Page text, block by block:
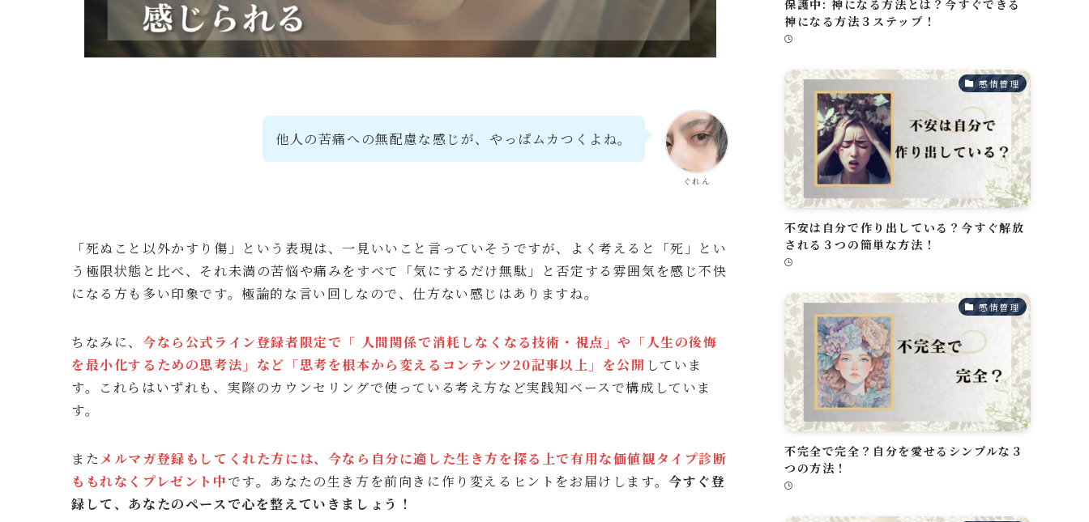
ぐれん
他人の苦痛への無配慮な感じが、やっぱムカつくよね。
「死ぬこと以外かすり傷」という表現は、一見いいこと言っていそうですが、よく考えると「死」とい
う極限状態と比べ、それ未満の苦悩や痛みをすべて「気にするだけ無駄」と否定する雰囲気を感じ不快
になる方も多い印象です。極論的な言い回しなので、仕方ない感じはありますね。
ちなみに、 今なら公式ライン登録者限定で「 人間関係で消耗しなくなる技術・視点」や「人生の後悔
を最小化するための思考法」など「思考を根本から変えるコンテンツ20記事以上」を公開 していま
す。これらはいずれも、実際のカウンセリングで使っている考え方など実践知ベースで構成していま
す。
またメルマガ登録もしてくれた方には、今なら自分に適した生き方を探る上で有用な価値観タイプ診断
ももれなくプレゼント中です。 あなたの生き方を前向きに作り変えるヒントをお届けします。今すぐ登
録して、あなたのペースで心を整えていきましょう！
保護中: 神になる方法とは？今すぐできる
神になる方法３ステップ！
感情管理
不安は自分で作り出している？今すぐ解放
される３つの簡単な方法！
感情管理
不完全で完全？自分を愛せるシンプルな３
つの方法！